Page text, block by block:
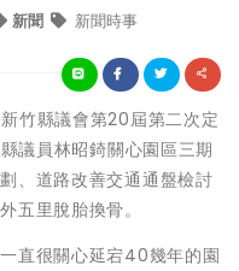
新聞 新聞時事
竹縣議會第20屆第二次定
議員林昭錡關心園區三期
、道路改善交通通盤檢討
五里脫胎換骨。
直很關心延宕40幾年的園